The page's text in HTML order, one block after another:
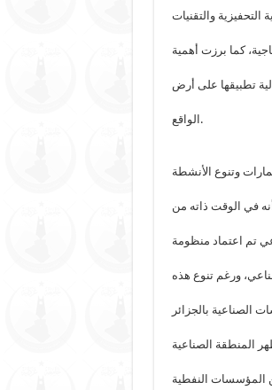
التحفيزية والتقنيات
كما برزت أهمية
تطبيقها على أرض
الواقع.
وتنوع الأنشطة
في الوقت ذاته من
تم اعتماد منظومة
ورغم تنوع هذه
الصناعية بالجزائر
المنطقة الصناعية
المؤسسات النفطية